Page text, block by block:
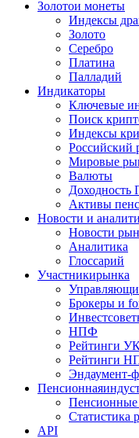
Золотои монеты
Индексы
Золото
Серебро
Платина
Палладий
Индикаторы
Ключевые
Поиск
Индексы
Российский
Мировые
Валюты
Активы
Новости и
Новости
Аналитика
Глоссарий
Участникирынка
Брокеры и
НПФ
Рейтинги
Рейтинги
Эндаумент-
Пенсионная
Пенсионные
Статистика
API